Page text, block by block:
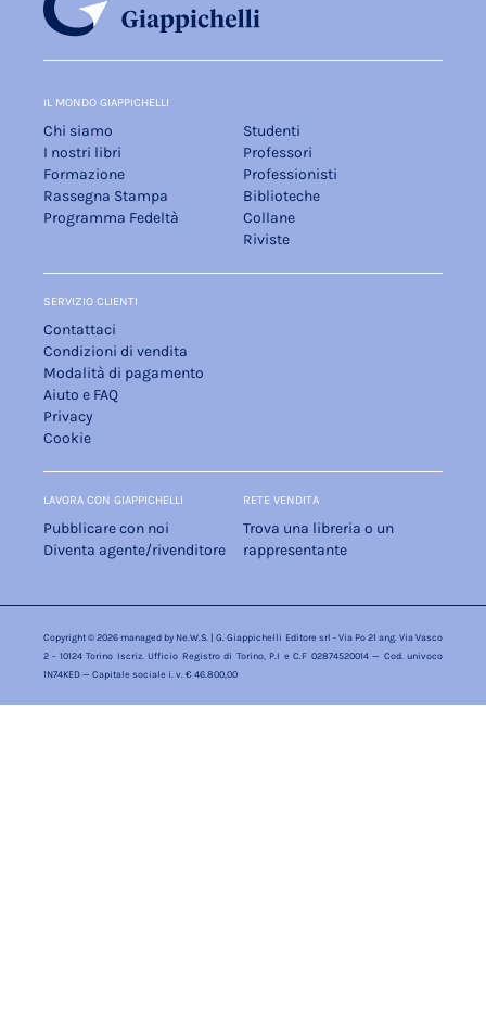
IL MONDO GIAPPICHELLI
Chi siamo
I nostri libri
Formazione
Rassegna Stampa
Programma Fedeltà
Studenti
Professori
Professionisti
Biblioteche
Collane
Riviste
SERVIZIO CLIENTI
Contattaci
Condizioni di vendita
Modalità di pagamento
Aiuto e FAQ
Privacy
Cookie
LAVORA CON GIAPPICHELLI
Pubblicare con noi
Diventa agente/rivenditore
RETE VENDITA
Trova una libreria o un
rappresentante
Copyright © 2026 managed by Ne.W.S. | G. Giappichelli Editore srl - Via Po 21 ang. Via Vasco
2 - 10124 Torino Iscriz. Ufficio Registro di Torino, P.I e C.F 02874520014 — Cod. univoco
1N74KED — Capitale sociale i. v. € 46.800,00